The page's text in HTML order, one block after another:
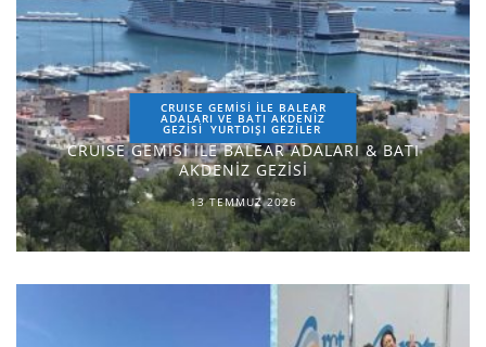
CRUISE GEMİSİ İLE BALEAR
ADALARI VE BATI AKDENİZ
GEZİSİ YURTDIŞI GEZILER
CRUISE GEMİSİ İLE BALEAR ADALARI & BATI
AKDENİZ GEZİSİ
13 TEMMUZ 2026